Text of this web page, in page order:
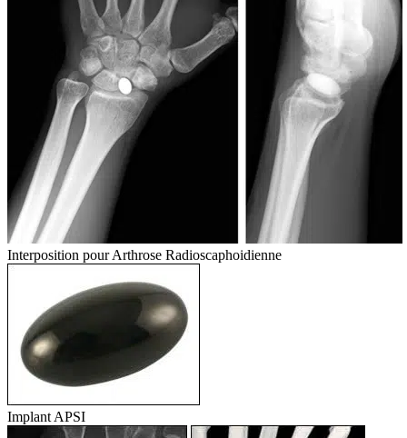
Interposition pour Arthrose Radioscaphoidienne
Implant APSI